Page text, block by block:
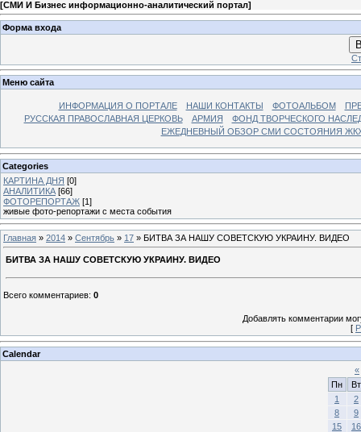
[СМИ И Бизнес информационно-аналитический портал]
Форма входа
Меню сайта
ИНФОРМАЦИЯ О ПОРТАЛЕ НАШИ КОНТАКТЫ ФОТОАЛЬБОМ
РУССКАЯ ПРАВОСЛАВНАЯ ЦЕРКОВЬ
АРМИЯ
ФОНД ТВОРЧЕСКОГО
ЕЖЕДНЕВНЫЙ ОБЗОР СМИ СОСТОЯНИЯ
Categories
КАРТИНА ДНЯ [0]
АНАЛИТИКА [66]
ФОТОРЕПОРТАЖ [1]
живые фото-репортажи с места события
Главная » 2014 » Сентябрь » 17 » БИТВА ЗА НАШУ СОВЕТСКУЮ УКРАИНУ. ВИДЕО
БИТВА ЗА НАШУ СОВЕТСКУЮ УКРАИНУ. ВИДЕО
Всего комментариев: 0
Добавлять комментарии
[
Calendar
«
Пн
Вт
1
2
8
9
15
16